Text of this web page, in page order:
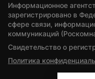
Информационное
зарегистрировано в
сфере связи,
коммуникаций
Свидетельство о
Политика